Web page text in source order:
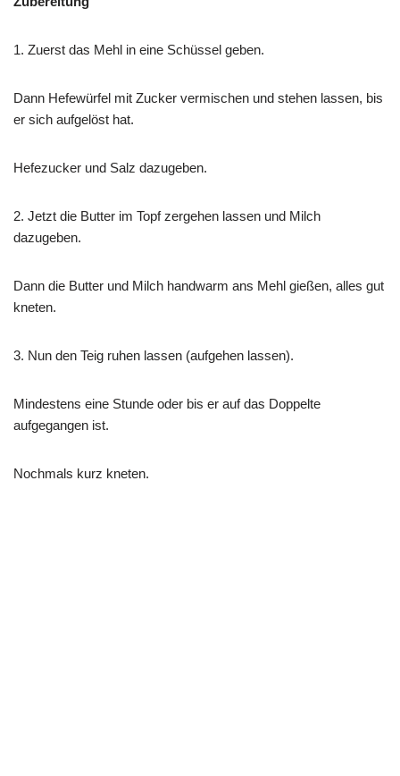
1. Zuerst das Mehl in eine Schüssel geben.
Dann Hefewürfel mit Zucker vermischen und stehen lassen, bis
er sich aufgelöst hat.
Hefezucker und Salz dazugeben.
2. Jetzt die Butter im Topf zergehen lassen und Milch
dazugeben.
Dann die Butter und Milch handwarm ans Mehl gießen, alles gut
kneten.
3. Nun den Teig ruhen lassen (aufgehen lassen).
Mindestens eine Stunde oder bis er auf das Doppelte
aufgegangen ist.
Nochmals kurz kneten.